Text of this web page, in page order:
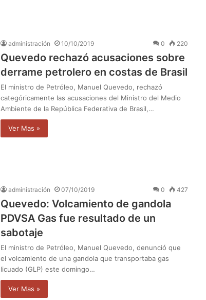
administración 10/10/2019 0 220
Quevedo rechazó acusaciones sobre
derrame petrolero en costas de Brasil
El ministro de Petróleo, Manuel Quevedo, rechazó
categóricamente las acusaciones del Ministro del Medio
Ambiente de la República Federativa de Brasil,…
Ver Mas »
administración 07/10/2019 0 427
Quevedo: Volcamiento de gandola
PDVSA Gas fue resultado de un
sabotaje
El ministro de Petróleo, Manuel Quevedo, denunció que
el volcamiento de una gandola que transportaba gas
licuado (GLP) este domingo…
Ver Mas »